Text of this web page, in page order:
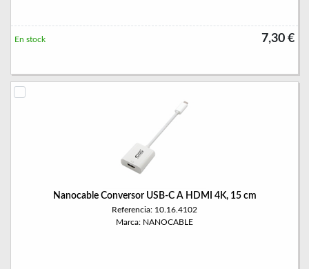
7,30 €
En stock
Nanocable Conversor USB-C A HDMI 4K, 15 cm
Referencia: 10.16.4102
Marca: NANOCABLE